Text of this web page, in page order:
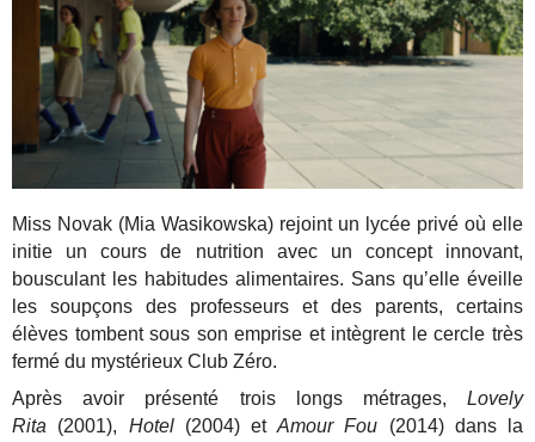
Miss Novak (Mia Wasikowska) rejoint un lycée privé où elle
initie un cours de nutrition avec un concept innovant,
bousculant les habitudes alimentaires. Sans qu’elle éveille
les soupçons des professeurs et des parents, certains
élèves tombent sous son emprise et intègrent le cercle très
fermé du mystérieux Club Zéro.
Après avoir présenté trois longs métrages, Lovely
Rita (2001), Hotel(2004) etAmour Fou (2014) dans la